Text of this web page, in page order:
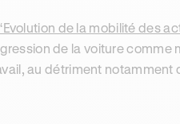
de la mobilité des
de la voiture comme
au détriment